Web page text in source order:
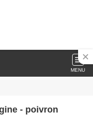
MENU
- poivron